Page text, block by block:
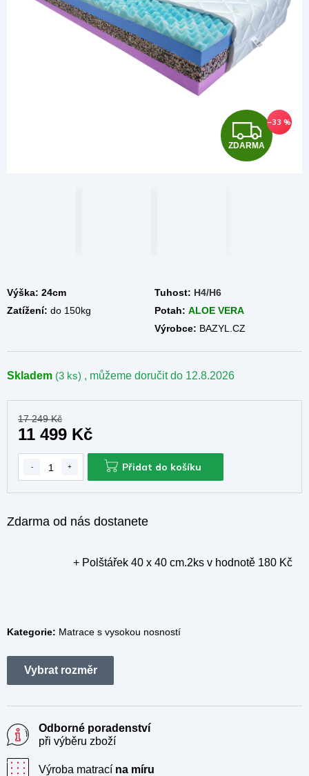
Z
D
ZDARMA
–33 %
Skladem (3 ks) , můžeme doručit do 12.8.2026
Zdarma od nás dostanete
+ Polštářek 40 x 40 cm.2ks v hodnotě 180 Kč
Výška: 24cm Tuhost: H4/H6
Zatížení: do 150kg Potah: ALOE VERA
Výrobce: BAZYL.CZ
Kategorie: Matrace s vysokou nosností
17 249 Kč
11 499 Kč
Přidat do košíku
Odborné poradenství
při výběru zboží
Výroba matrací na míru